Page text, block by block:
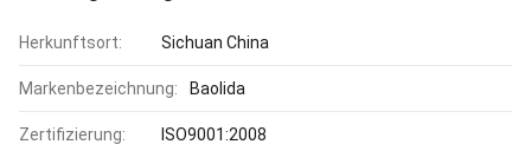
Herkunftsort: Sichuan China
Markenbezeichnung: Baolida
Zertifizierung: ISO9001:2008